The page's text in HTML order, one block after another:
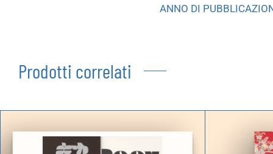
ANNO DI
Prodotti correlati